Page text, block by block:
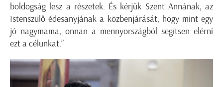
boldogság lesz a részetek. És kérjük Szent Annának, az
Istenszülő édesanyjának a közbenjárását, hogy mint egy
jó nagymama, onnan a mennyországból segítsen elérni
ezt a célunkat.”